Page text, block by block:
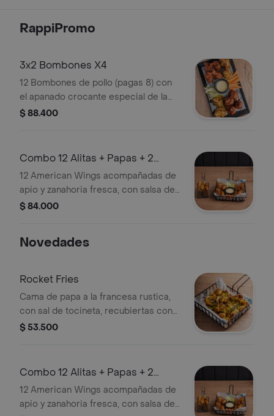
RappiPromo
3x2 Bombones X4
12 Bombones de pollo (pagas 8) con
el apanado crocante especial de la
casa, acompañados de apio,
bañar en cualquiera de nuestras
salsas. (incluye 2 salsas).
$ 88.400
Combo 12 Alitas + Papas + 2
Salsas
12 American Wings acompañadas de
apio y zanahoria fresca, con salsa de
queso. Elígelas bañadas o sin bañar
$ 84.000
Novedades
Rocket Fries
Cama de papa a la francesa rustica,
con sal de tocineta, recubiertas con
queso mozzarella y 1 salsa de la casa
con 16 chunkies (trozos de pechuga
en apanado premium), finalizado con
queso cheddar.
$ 53.500
Combo 12 Alitas + Papas + 2
Salsas
12 American Wings acompañadas de
apio y zanahoria fresca, con salsa de